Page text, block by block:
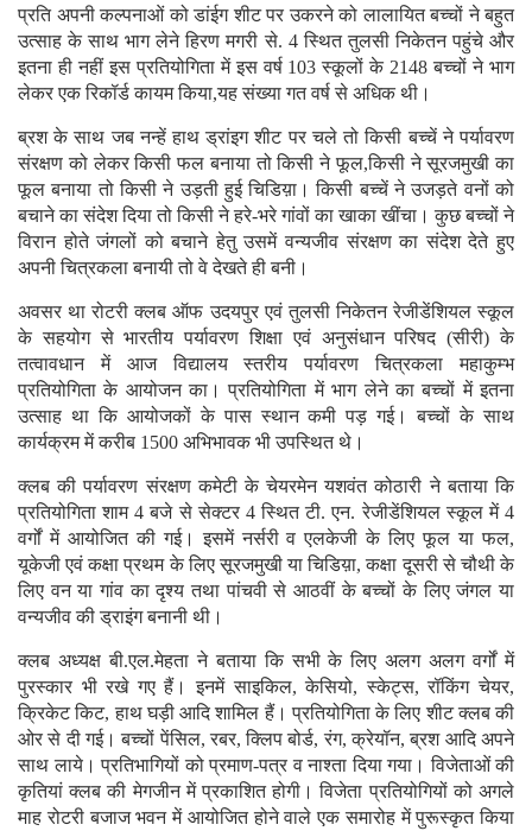
प्रति अपनी कल्पनाओं को डांईग शीट पर उकरने को लालायित बच्चों ने बहुत
उत्साह के साथ भाग लेने हिरण मगरी से. 4 स्थित तुलसी निकेतन पहुंचे और
इतना ही नहीं इस प्रतियोगिता में इस वर्ष 103 स्कूलों के 2148 बच्चों ने भाग
लेकर एक रिकॉर्ड कायम किया,यह संख्या गत वर्ष से अधिक थी।
ब्रश के साथ जब नन्हें हाथ ड्रांइग शीट पर चले तो किसी बच्चें ने पर्यावरण
संरक्षण को लेकर किसी फल बनाया तो किसी ने फूल,किसी ने सूरजमुखी का
फूल बनाया तो किसी ने उड़ती हुई चिडिय़ा। किसी बच्चें ने उजड़ते वनों को
बचाने का संदेश दिया तो किसी ने हरे-भरे गांवों का खाका खींचा। कुछ बच्चों ने
विरान होते जंगलों को बचाने हेतु उसमें वन्यजीव संरक्षण का संदेश देते हुए
अपनी चित्रकला बनायी तो वे देखते ही बनी।
अवसर था रोटरी क्लब ऑफ उदयपुर एवं तुलसी निकेतन रेजीडेंशियल स्कूल
के सहयोग से भारतीय पर्यावरण शिक्षा एवं अनुसंधान परिषद (सीरी) के
तत्वावधान में आज विद्यालय स्तरीय पर्यावरण चित्रकला महाकुम्भ
प्रतियोगिता के आयोजन का। प्रतियोगिता में भाग लेने का बच्चों में इतना
उत्साह था कि आयोजकों के पास स्थान कमी पड़ गई। बच्चों के साथ
कार्यक्रम में करीब 1500 अभिभावक भी उपस्थित थे।
क्लब की पर्यावरण संरक्षण कमेटी के चेयरमेन यशवंत कोठारी ने बताया कि
प्रतियोगिता शाम 4 बजे से सेक्टर 4 स्थित टी. एन. रेजीडेंशियल स्कूल में 4
वर्गों में आयोजित की गई। इसमें नर्सरी व एलकेजी के लिए फूल या फल,
यूकेजी एवं कक्षा प्रथम के लिए सूरजमुखी या चिडिय़ा, कक्षा दूसरी से चौथी के
लिए वन या गांव का दृश्य तथा पांचवी से आठवीं के बच्चों के लिए जंगल या
वन्यजीव की ड्राइंग बनानी थी।
क्लब अध्यक्ष बी.एल.मेहता ने बताया कि सभी के लिए अलग अलग वर्गों में
पुरस्कार भी रखे गए हैं। इनमें साइकिल, केसियो, स्केट्स, रॉकिंग चेयर,
क्रिकेट किट, हाथ घड़ी आदि शामिल हैं। प्रतियोगिता के लिए शीट क्लब की
ओर से दी गई। बच्चों पेंसिल, रबर, क्लिप बोर्ड, रंग, क्रेयॉन, ब्रश आदि अपने
साथ लाये। प्रतिभागियों को प्रमाण-पत्र व नाश्ता दिया गया। विजेताओं की
कृतियां क्लब की मेगजीन में प्रकाशित होगी। विजेता प्रतियोगियों को अगले
माह रोटरी बजाज भवन में आयोजित होने वाले एक समारोह में पुरूस्कृत किया